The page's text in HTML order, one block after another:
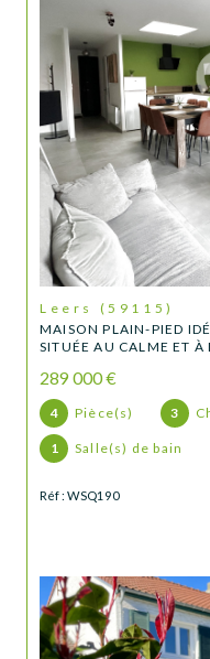
Leers (59115)
MAISON PLAIN-PIED
SITUÉE AU CALME ET À
289 000 €
4 Pièce(s) 3
1 Salle(s) de bain
Réf : WSQ190